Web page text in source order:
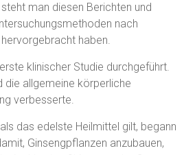
man diesen Berichten und
nach
haben.
klinischer Studie durchgeführt.
die allgemeine körperliche
verbesserte.
das edelste Heilmittel gilt, begann
Ginsengpflanzen anzubauen,